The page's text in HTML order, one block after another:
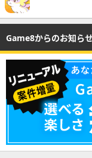
Game8からのお知らせ